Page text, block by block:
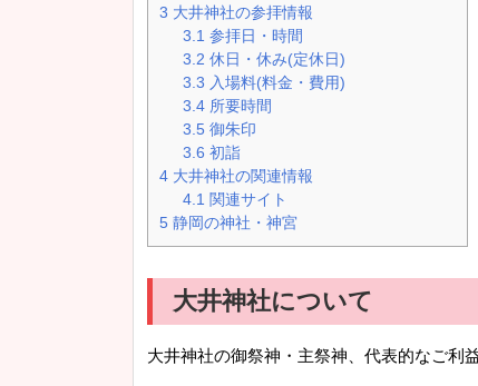
3 大井神社の参拝情報
3.1 参拝日・時間
3.2 休日・休み(定休日)
3.3 入場料(料金・費用)
3.4 所要時間
3.5 御朱印
3.6 初詣
4 大井神社の関連情報
4.1 関連サイト
5 静岡の神社・神宮
大井神社について
大井神社の御祭神・主祭神、代表的なご利